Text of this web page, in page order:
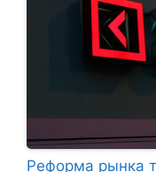
Реформа рынка